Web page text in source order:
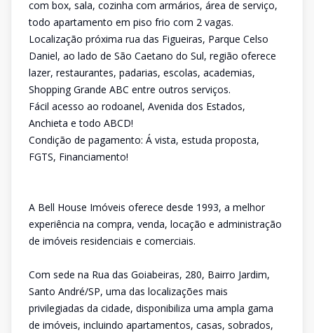
com box, sala, cozinha com armários, área de serviço,
todo apartamento em piso frio com 2 vagas.
Localização próxima rua das Figueiras, Parque Celso
Daniel, ao lado de São Caetano do Sul, região oferece
lazer, restaurantes, padarias, escolas, academias,
Shopping Grande ABC entre outros serviços.
Fácil acesso ao rodoanel, Avenida dos Estados,
Anchieta e todo ABCD!
Condição de pagamento: Á vista, estuda proposta,
FGTS, Financiamento!
A Bell House Imóveis oferece desde 1993, a melhor
experiência na compra, venda, locação e administração
de imóveis residenciais e comerciais.
Com sede na Rua das Goiabeiras, 280, Bairro Jardim,
Santo André/SP, uma das localizações mais
privilegiadas da cidade, disponibiliza uma ampla gama
de imóveis, incluindo apartamentos, casas, sobrados,